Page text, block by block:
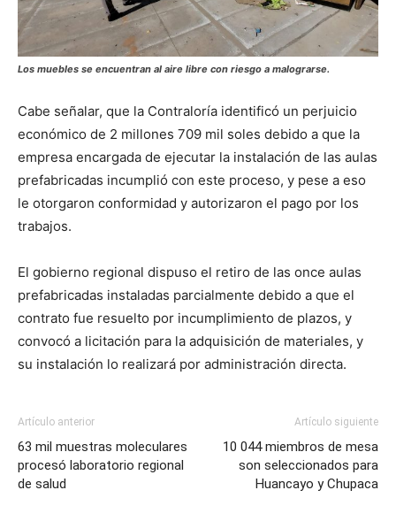
Los muebles se encuentran al aire libre con riesgo a malograrse.
Cabe señalar, que la Contraloría identificó un perjuicio
económico de 2 millones 709 mil soles debido a que la
empresa encargada de ejecutar la instalación de las aulas
prefabricadas incumplió con este proceso, y pese a eso
le otorgaron conformidad y autorizaron el pago por los
trabajos.
El gobierno regional dispuso el retiro de las once aulas
prefabricadas instaladas parcialmente debido a que el
contrato fue resuelto por incumplimiento de plazos, y
convocó a licitación para la adquisición de materiales, y
su instalación lo realizará por administración directa.
Artículo anterior
63 mil muestras moleculares
procesó laboratorio regional
de salud
Artículo siguiente
10 044 miembros de mesa
son seleccionados para
Huancayo y Chupaca